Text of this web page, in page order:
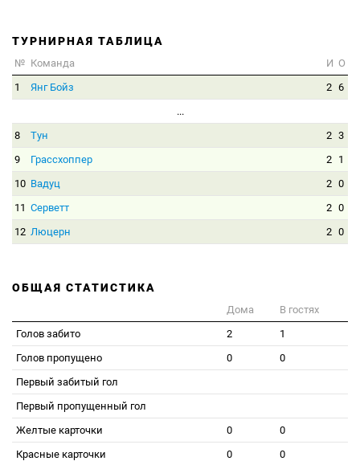
ТУРНИРНАЯ ТАБЛИЦА
№ Команда И О
1
Янг Бойз 2 6
...
8
Тун 2 3
9
Грассхоппер 2 1
10 Вадуц 2 0
11 Серветт 2 0
12 Люцерн 2 0
ОБЩАЯ СТАТИСТИКА
Дома
В гостях
Голов забито
2
1
Голов пропущено
0
0
Первый забитый гол
Первый пропущенный гол
Желтые карточки
0
0
Красные карточки
0
0